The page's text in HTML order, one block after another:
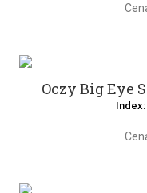
Oczy Big Eye